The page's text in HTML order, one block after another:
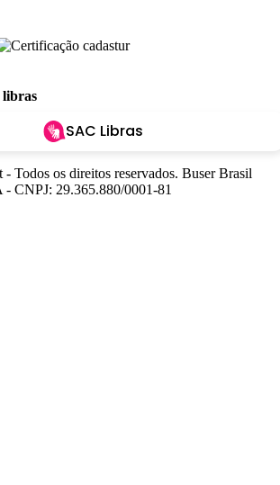
libras
SAC Libras
Todos os direitos reservados. Buser Brasil
CNPJ: 29.365.880/0001-81